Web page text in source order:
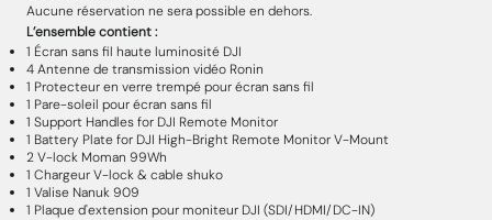
Aucune réservation ne sera possible en dehors.
L’ensemble contient :
1 Écran sans fil haute luminosité DJI
4 Antenne de transmission vidéo Ronin
1 Protecteur en verre trempé pour écran sans fil
1 Pare-soleil pour écran sans fil
1 Support Handles for DJI Remote Monitor
1 Battery Plate for DJI High-Bright Remote Monitor V-Mount
2 V-lock Moman 99Wh
1 Chargeur V-lock & cable shuko
1 Valise Nanuk 909
1 Plaque d'extension pour moniteur DJI (SDI/HDMI/DC-IN)